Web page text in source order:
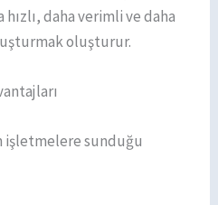
hızlı, daha verimli ve daha
oluşturur.
işletmelere sunduğu